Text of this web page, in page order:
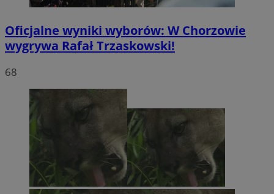
Oficjalne wyniki wyborów: W Chorzowie
wygrywa Rafał Trzaskowski!
68